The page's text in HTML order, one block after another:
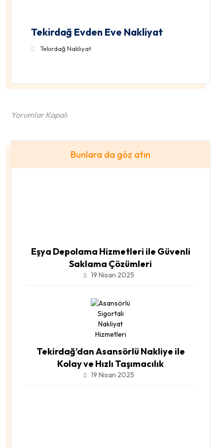
Tekirdağ Evden Eve Nakliyat
Tekirdağ Nakliyat
Yorumlar Kapalı
Bunlara da göz atın
Eşya Depolama Hizmetleri ile Güvenli
Saklama Çözümleri
19 Nisan 2025
Tekirdağ’dan Asansörlü Nakliye ile
Kolay ve Hızlı Taşımacılık
19 Nisan 2025